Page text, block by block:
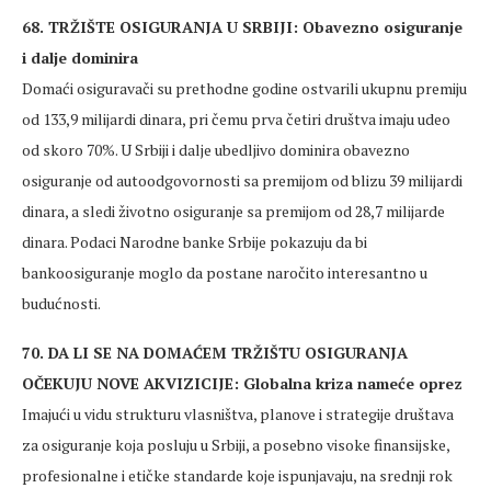
68. TRŽIŠTE OSIGURANJA U SRBIJI: Obavezno osiguranje
i dalje dominira
Domaći osiguravači su prethodne godine ostvarili ukupnu premiju
od 133,9 milijardi dinara, pri čemu prva četiri društva imaju udeo
od skoro 70%. U Srbiji i dalje ubedljivo dominira obavezno
osiguranje od autoodgovornosti sa premijom od blizu 39 milijardi
dinara, a sledi životno osiguranje sa premijom od 28,7 milijarde
dinara. Podaci Narodne banke Srbije pokazuju da bi
bankoosiguranje moglo da postane naročito interesantno u
budućnosti.
70. DA LI SE NA DOMAĆEM TRŽIŠTU OSIGURANJA
OČEKUJU NOVE AKVIZICIJE: Globalna kriza nameće oprez
Imajući u vidu strukturu vlasništva, planove i strategije društava
za osiguranje koja posluju u Srbiji, a posebno visoke finansijske,
profesionalne i etičke standarde koje ispunjavaju, na srednji rok